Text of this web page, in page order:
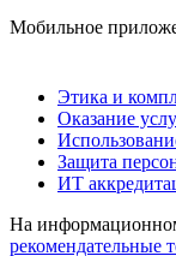
Мобильное
Этика и
Оказание
Защита
ИТ
На
рекомендательные